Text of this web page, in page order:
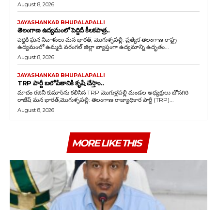
August 8, 2026
JAYASHANKAR BHUPALAPALLI
తెలంగాణ ఉద్యమంలో పెద్దిదీ కీలకపాత్ర..
పెద్దికి ఘన నివాళులు మన భారత్, మొగుళ్ళపల్లి: ప్రత్యేక తెలంగాణ రాష్ట్ర
ఉద్యమంలో ఉమ్మడి వరంగల్ జిల్లా వ్యాప్తంగా ఉద్యమాన్ని ఉదృతం...
August 8, 2026
JAYASHANKAR BHUPALAPALLI
TRP పార్టీ బలోపేతానికి కృషి చేస్తాం..
మాదం రజినీ కుమార్‌ను కలిసిన TRP మొగుళ్లపల్లి మండల అధ్యక్షులు బోనగిరి
రాజేష్ మన భారత్,మొగుళ్ళపల్లి: తెలంగాణ రాజ్యాధికార పార్టీ (TRP)...
August 8, 2026
MORE LIKE THIS